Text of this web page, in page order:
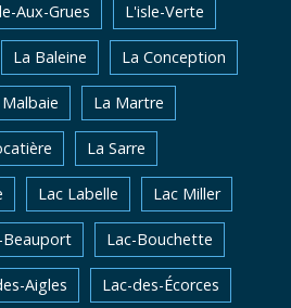
Aux-Grues L'isle-Verte
La Baleine La Conception
La Martre
La Sarre
Lac Labelle Lac Miller
Beauport Lac-Bouchette
Aigles Lac-des-Écorces